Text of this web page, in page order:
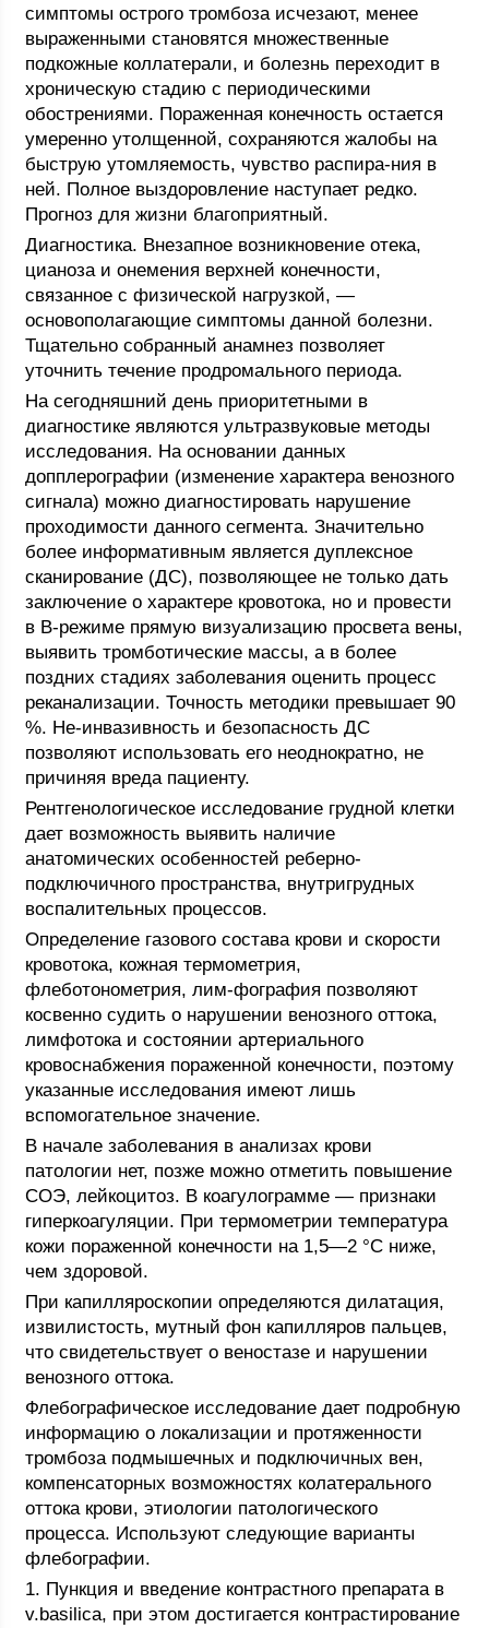
симптомы острого тромбоза исчезают, менее
выраженными становятся множественные
подкожные коллатерали, и болезнь переходит в
хроническую стадию с периодическими
обострениями. Пораженная конечность остается
умеренно утолщенной, сохраняются жалобы на
быструю утомляемость, чувство распира-ния в
ней. Полное выздоровление наступает редко.
Прогноз для жизни благоприятный.
Диагностика. Внезапное возникновение отека,
цианоза и онемения верхней конечности,
связанное с физической нагрузкой, —
основополагающие симптомы данной болезни.
Тщательно собранный анамнез позволяет
уточнить течение продромального периода.
На сегодняшний день приоритетными в
диагностике являются ультразвуковые методы
исследования. На основании данных
допплерографии (изменение характера венозного
сигнала) можно диагностировать нарушение
проходимости данного сегмента. Значительно
более информативным является дуплексное
сканирование (ДС), позволяющее не только дать
заключение о характере кровотока, но и провести
в В-режиме прямую визуализацию просвета вены,
выявить тромботические массы, а в более
поздних стадиях заболевания оценить процесс
реканализации. Точность методики превышает 90
%. Не-инвазивность и безопасность ДС
позволяют использовать его неоднократно, не
причиняя вреда пациенту.
Рентгенологическое исследование грудной клетки
дает возможность выявить наличие
анатомических особенностей реберно-
подключичного пространства, внутригрудных
воспалительных процессов.
Определение газового состава крови и скорости
кровотока, кожная термометрия,
флеботонометрия, лим-фография позволяют
косвенно судить о нарушении венозного оттока,
лимфотока и состоянии артериального
кровоснабжения пораженной конечности, поэтому
указанные исследования имеют лишь
вспомогательное значение.
В начале заболевания в анализах крови
патологии нет, позже можно отметить повышение
СОЭ, лейкоцитоз. В коагулограмме — признаки
гиперкоагуляции. При термометрии температура
кожи пораженной конечности на 1,5—2 °С ниже,
чем здоровой.
При капилляроскопии определяются дилатация,
извилистость, мутный фон капилляров пальцев,
что свидетельствует о веностазе и нарушении
венозного оттока.
Флебографическое исследование дает подробную
информацию о локализации и протяженности
тромбоза подмышечных и подключичных вен,
компенсаторных возможностях колатерального
оттока крови, этиологии патологического
процесса. Используют следующие варианты
флебографии.
1. Пункция и введение контрастного препарата в
v.basilica, при этом достигается контрастирование